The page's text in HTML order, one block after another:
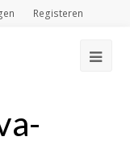
Registeren